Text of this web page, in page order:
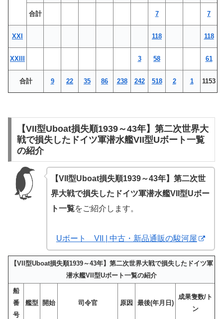
合計 7 7
XXI 118 118
XXIII 3 58 61
合計 9 22 35 86 238 242 518 2 1 1153
【VII型Uboat損失順1939～43年】第二次世界大
戦で損失したドイツ軍潜水艦VII型Uボート一覧
の紹介
【VII型Uboat損失順1939～43年】第二次世
界大戦で損失したドイツ軍潜水艦VII型Uボー
ト一覧をご紹介します。
Uボート VII | 中古・新品通販の駿河屋
【VII型Uboat損失順1939～43年】第二次世界大戦で損失したドイツ軍
潜水艦VII型Uボート一覧の紹介
船
番
号
艦型 開始 司令官 原因 最後(年月日)
成果隻数/ト
ン